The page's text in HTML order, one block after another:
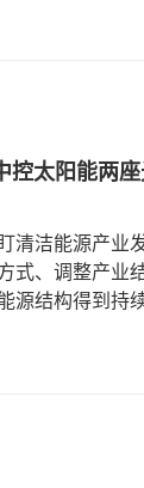
控太阳能两
清洁能源产业
式、调整产业
源结构得到持